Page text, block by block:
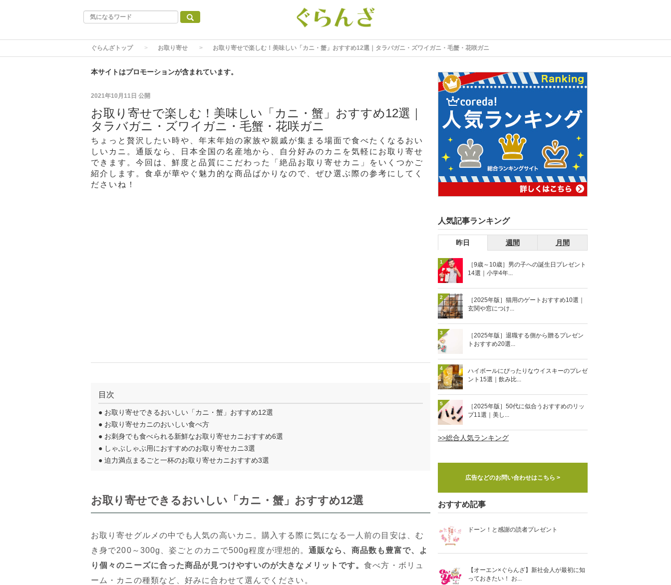
ぐらんざトップ お取り寄せ お取り寄せで楽しむ！美味しい「カニ・蟹」おすすめ12選｜タラバガニ・ズワイガニ・毛蟹・花咲ガニ
本サイトはプロモーションが含まれています。
2021年10月11日 公開
お取り寄せで楽しむ！美味しい「カニ・蟹」おすすめ12選｜
タラバガニ・ズワイガニ・毛蟹・花咲ガニ
ちょっと贅沢したい時や、年末年始の家族や親戚が集まる場面で食べたくなるおい
しいカニ。通販なら、日本全国の名産地から、自分好みのカニを気軽にお取り寄せ
できます。今回は、鮮度と品質にこだわった「絶品お取り寄せカニ」をいくつかご
紹介します。食卓が華やぐ魅力的な商品ばかりなので、ぜひ選ぶ際の参考にしてく
ださいね！
目次
● お取り寄せできるおいしい「カニ・蟹」おすすめ12選
● お取り寄せカニのおいしい食べ方
● お刺身でも食べられる新鮮なお取り寄せカニおすすめ6選
● しゃぶしゃぶ用におすすめのお取り寄せカニ3選
● 迫力満点まるごと一杯のお取り寄せカニおすすめ3選
お取り寄せできるおいしい「カニ・蟹」おすすめ12選
お取り寄せグルメの中でも人気の高いカニ。購入する際に気になる一人前の目安は、む
き身で200～300g、姿ごとのカニで500g程度が理想的。 通販なら、商品数も豊富で、よ
り個々のニーズに合った商品が見つけやすいのが大きなメリットです。食べ方・ボリュ
ーム・カニの種類など、好みに合わせて選んでください。
人気記事ランキング
昨日 週間 月間
1
［9歳～10歳］男の子への誕生日プレゼント
14選｜小学4年...
2
［2025年版］猫用のゲートおすすめ10選｜
玄関や窓につけ...
3
［2025年版］退職する側から贈るプレゼン
トおすすめ20選...
4
ハイボールにぴったりなウイスキーのプレゼ
ント15選｜飲み比...
5
［2025年版］50代に似合うおすすめのリッ
プ11選｜美し...
>>総合人気ランキング
広告などのお問い合わせはこちら >
おすすめ記事
ドーン！と感謝の読者プレゼント
【オーエン×ぐらんざ】新社会人が最初に知
っておきたい！ お...